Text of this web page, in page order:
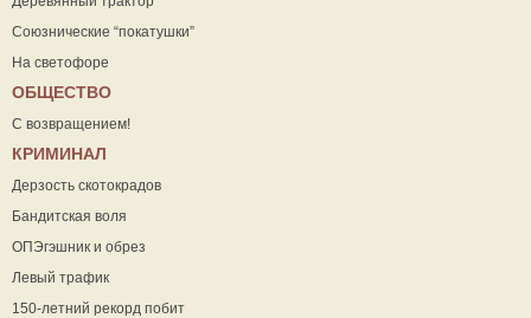
Союзнические “покатушки”
На светофоре
ОБЩЕСТВО
С возвращением!
КРИМИНАЛ
Дерзость скотокрадов
Бандитская воля
ОПЭгэшник и обрез
Левый трафик
150-летний рекорд побит